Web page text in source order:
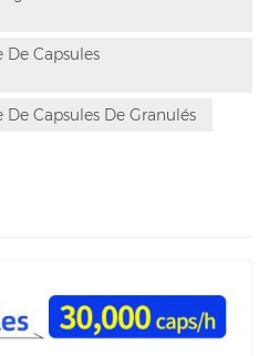
De Capsules
Capsules De Granulés